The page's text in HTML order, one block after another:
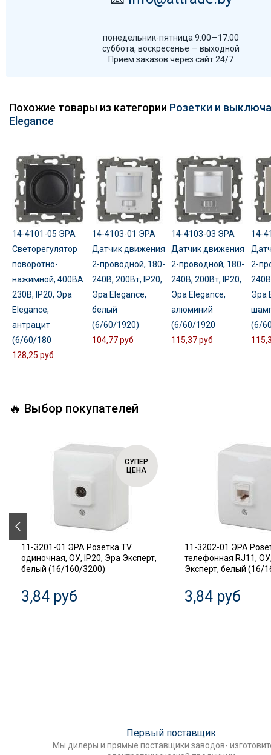
понедельник-пятница 9:00—17:00
суббота, воскресенье — выходной
Прием заказов через сайт 24/7
Похожие товары из категории Розетки и
Elegance
14-4101-05 ЭРА
Светорегулятор
поворотно-
нажимной, 400ВА
230В, IP20, Эра
Elegance,
антрацит
(6/60/180
128,25 руб
14-4103-01 ЭРА
Датчик движения
2-проводной, 180-
240В, 200Вт, IP20,
Эра Elegance,
белый
(6/60/1920)
104,77 руб
14-4103-03 ЭРА
Датчик движения
2-проводной, 180-
240В, 200Вт, IP20,
Эра Elegance,
алюминий
(6/60/1920
115,37 руб
14-
2-
Эра
(6/
🔥 Выбор покупателей
СУПЕР
ЦЕНА
11-3201-01 ЭРА Розетка TV
одиночная, ОУ, IP20, Эра Эксперт,
белый (16/160/3200)
3,84 руб
11-3202-01 ЭРА
телефонная RJ11,
Эксперт, белый (16/
3,84 руб
Первый поставщик
Мы дилеры и прямые поставщики заводов-